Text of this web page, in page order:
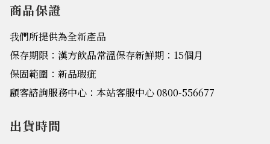
商品保證
我們所提供為全新產品
保存期限：漢方飲品常溫保存新鮮期：15個月
保固範圍：新品瑕疵
顧客諮詢服務中心：本站客服中心 0800-556677
出貨時間